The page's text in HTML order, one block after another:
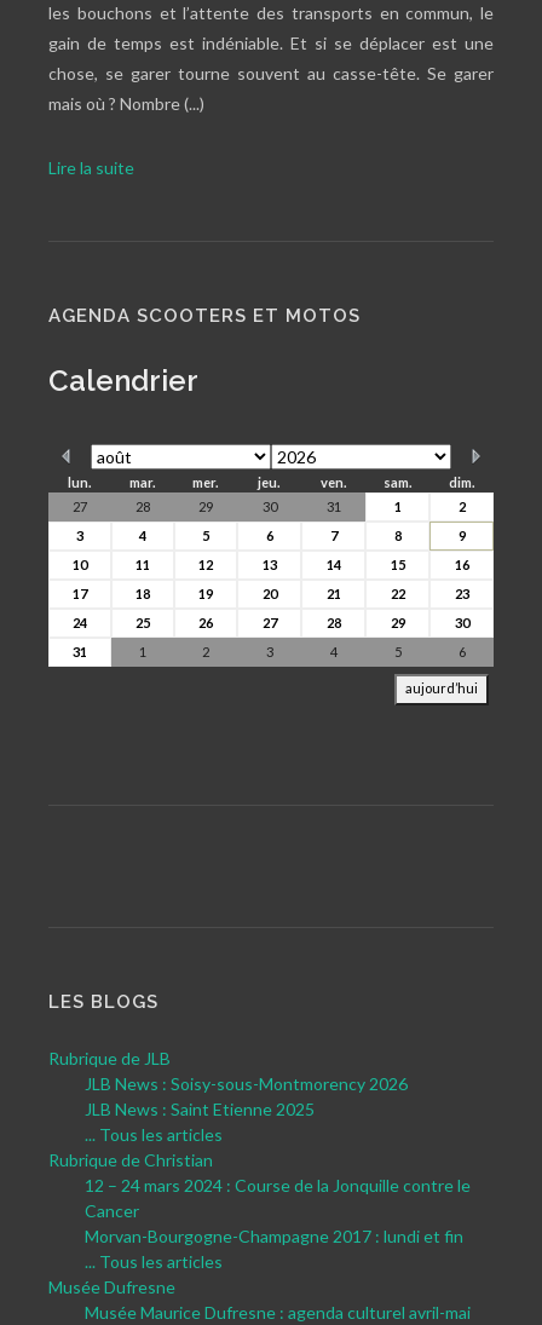
les bouchons et l’attente des transports en commun, le
gain de temps est indéniable. Et si se déplacer est une
chose, se garer tourne souvent au casse-tête. Se garer
mais où ? Nombre (...)
Lire la suite
AGENDA SCOOTERS ET MOTOS
Calendrier
lun. mar. mer. jeu. ven. sam.
dim.
27
28 29 30 31 1
2
3
4 5 6 7 8
9
10
11 12 13 14 15
16
17
18 19 20 21 22
23
24
25 26 27 28 29
30
31
1 2 3 4 5 6
aujourd’hui
LES BLOGS
Rubrique de JLB
JLB News : Soisy-sous-Montmorency 2026
JLB News : Saint Etienne 2025
... Tous les articles
Rubrique de Christian
12 – 24 mars 2024 : Course de la Jonquille contre le
Cancer
Morvan-Bourgogne-Champagne 2017 : lundi et fin
... Tous les articles
Musée Dufresne
Musée Maurice Dufresne : agenda culturel avril-mai